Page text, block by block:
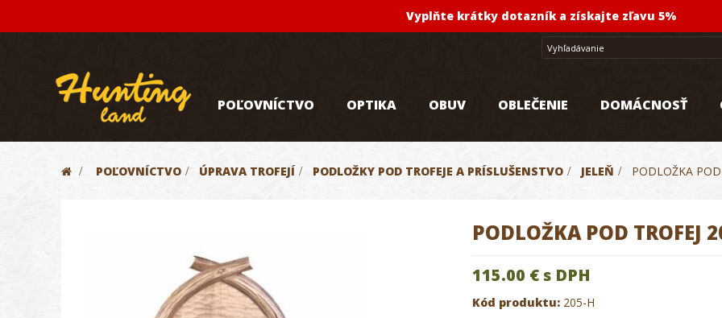
Vyplňte krátky dotazník a získajte zľavu 5%
POĽOVNÍCTVO OPTIKA OBUV OBLEČENIE DOMÁCNOSŤ
> POĽOVNÍCTVO > ÚPRAVA TROFEJÍ > PODLOŽKY POD TROFEJE A PRÍSLUŠENSTVO > JELEŇ > PODLOŽKA
PODLOŽKA POD TROFEJ
115.00 €s DPH
Kód produktu: 205-H